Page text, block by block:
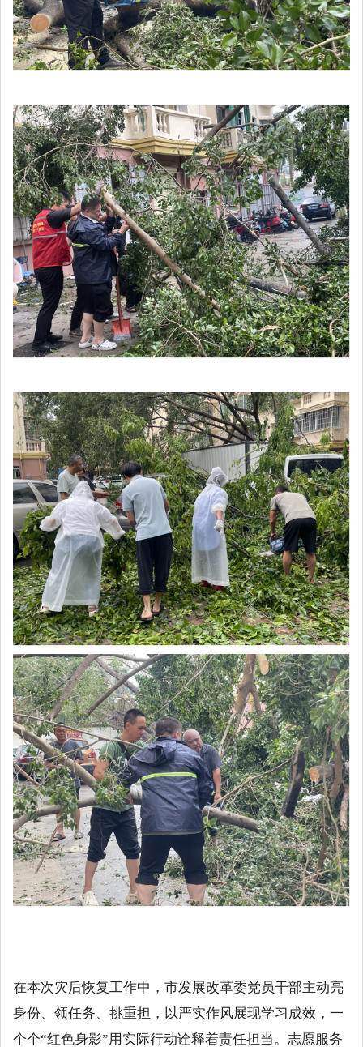
在本次灾后恢复工作中，市发展改革委党员干部主动亮
身份、领任务、挑重担，以严实作风展现学习成效，一
个个“红色身影”用实际行动诠释着责任担当。志愿服务